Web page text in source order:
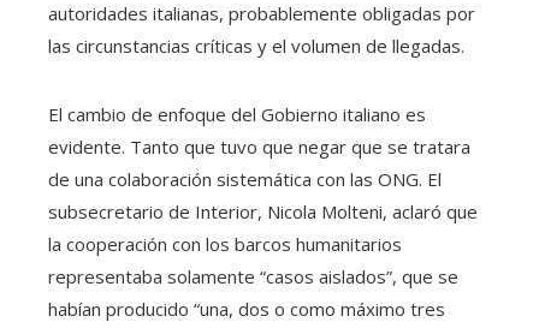
autoridades italianas, probablemente obligadas por
las circunstancias críticas y el volumen de llegadas.
El cambio de enfoque del Gobierno italiano es
evidente. Tanto que tuvo que negar que se tratara
de una colaboración sistemática con las ONG. El
subsecretario de Interior, Nicola Molteni, aclaró que
la cooperación con los barcos humanitarios
representaba solamente “casos aislados”, que se
habían producido “una, dos o como máximo tres